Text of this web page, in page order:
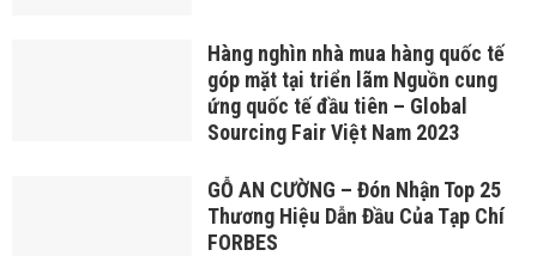
Hàng nghìn nhà mua hàng quốc tế
góp mặt tại triển lãm Nguồn cung
ứng quốc tế đầu tiên – Global
Sourcing Fair Việt Nam 2023
GỖ AN CƯỜNG – Đón Nhận Top 25
Thương Hiệu Dẫn Đầu Của Tạp Chí
FORBES